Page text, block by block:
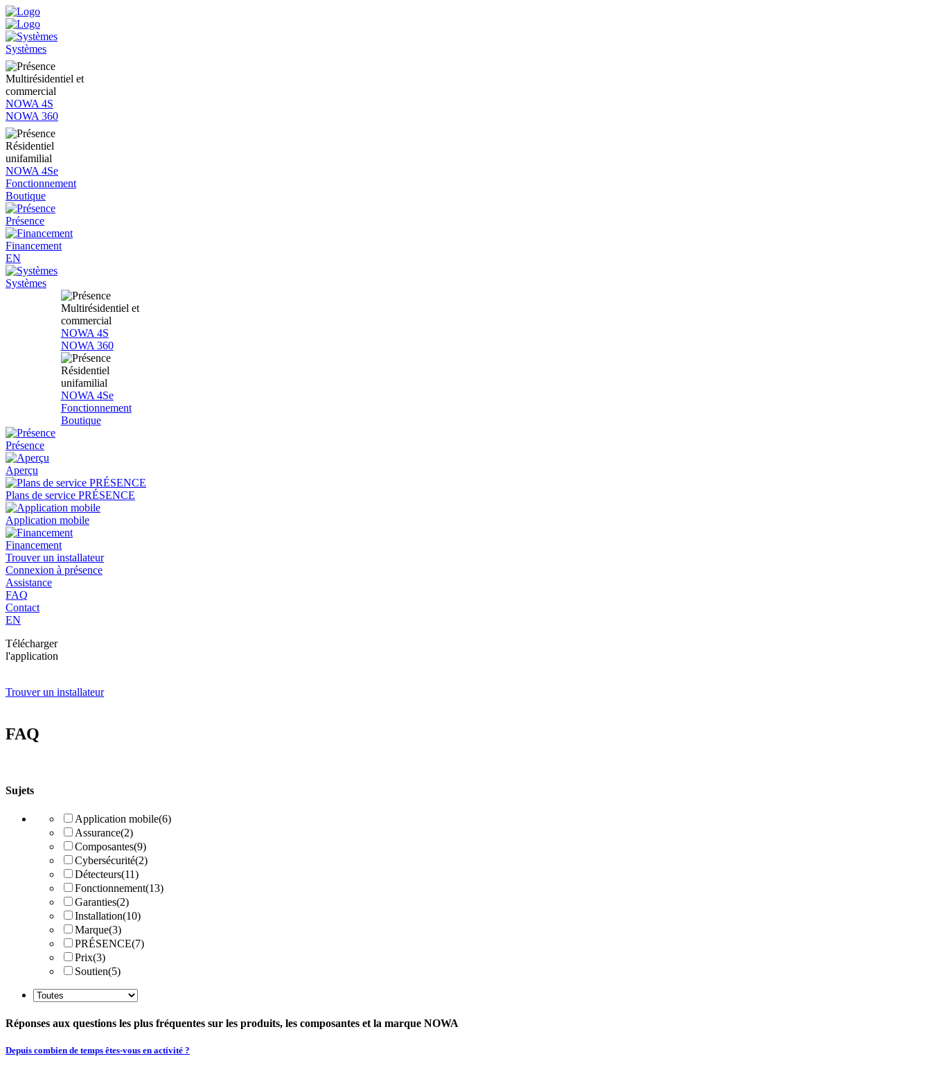
Systèmes
Multirésidentiel et
commercial
NOWA 4S
NOWA 360
Résidentiel
unifamilial
NOWA 4Se
Fonctionnement
Boutique
Présence
Financement
EN
Systèmes
Multirésidentiel et
commercial
NOWA 4S
NOWA 360
Résidentiel
unifamilial
NOWA 4Se
Fonctionnement
Boutique
Présence
Aperçu
Plans de service PRÉSENCE
Application mobile
Financement
Trouver un installateur
Connexion à présence
Assistance
FAQ
Contact
EN
Télécharger
l'application
Trouver un installateur
FAQ
Sujets
Application mobile(6)
Assurance(2)
Composantes(9)
Cybersécurité(2)
Détecteurs(11)
Fonctionnement(13)
Garanties(2)
Installation(10)
Marque(3)
PRÉSENCE(7)
Prix(3)
Soutien(5)
Réponses aux questions les plus fréquentes sur les produits, les composantes et la marque NOWA
Depuis combien de temps êtes-vous en activité ?